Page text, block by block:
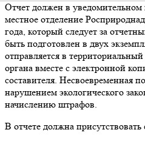
Отчет должен в уведомительном
местное отделение
года, который следует за
быть подготовлен в двух
отправляется в
органа вместе с электронной
составителя. Несвоевременная
нарушением экологического
начислению штрафов.
В отчете должна